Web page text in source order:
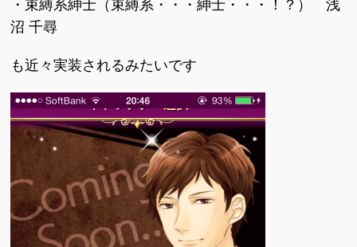
・束縛系紳士（束縛系・・・紳士・・・！？） 浅
沼 千尋
も近々実装されるみたいです